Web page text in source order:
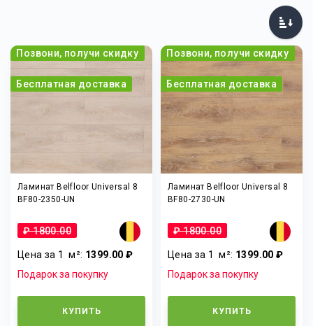
Позвони, получи скидку
Бесплатная доставка
Ламинат Belfloor Universal 8
BF80-2350-UN
₽ 1800.00
Цена за 1м²: 1399.00 ₽
Подарок за покупку
КУПИТЬ
Позвони, получи скидку
Бесплатная доставка
Ламинат Belfloor Universal 8
BF80-2730-UN
₽ 1800.00
Цена за 1м²: 1399.00 ₽
Подарок за покупку
КУПИТЬ